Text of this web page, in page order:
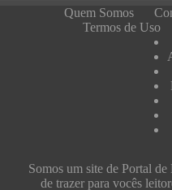
Quem Somos
Termos de Uso
Somos um site de Portal
de trazer para vocês